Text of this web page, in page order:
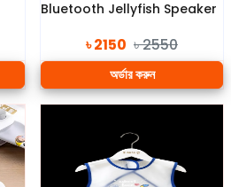
Bluetooth Jellyfish Speaker
৳ 2150 ৳ 2550
অর্ডার করুন